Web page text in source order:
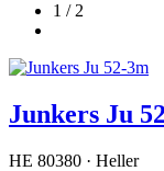
1 / 2
Junkers Ju
HE 80380 · Heller